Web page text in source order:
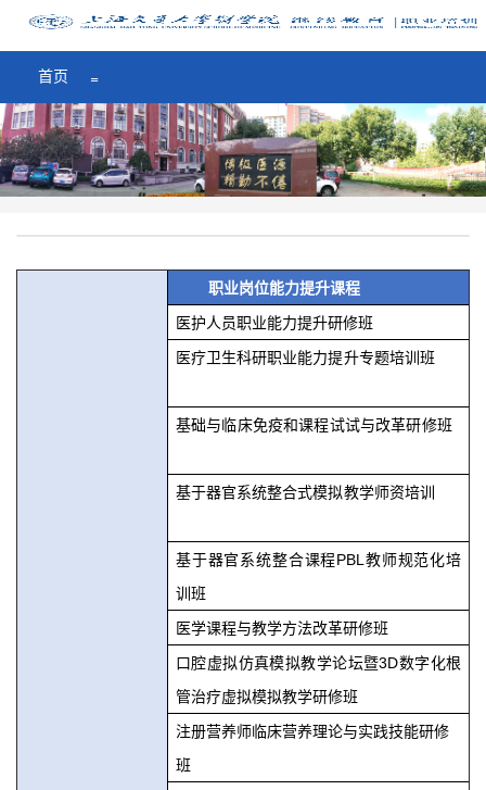
医学院首页 =
首页 =
职业岗位能力提升课程
医护人员职业能力提升研修班
医疗卫生科研职业能力提升专题培训班
基础与临床免疫和课程试试与改革研修班
基于器官系统整合式模拟教学师资培训
基于器官系统整合课程PBL教师规范化培
训班
医学课程与教学方法改革研修班
口腔虚拟仿真模拟教学论坛暨3D数字化根
管治疗虚拟模拟教学研修班
注册营养师临床营养理论与实践技能研修
班